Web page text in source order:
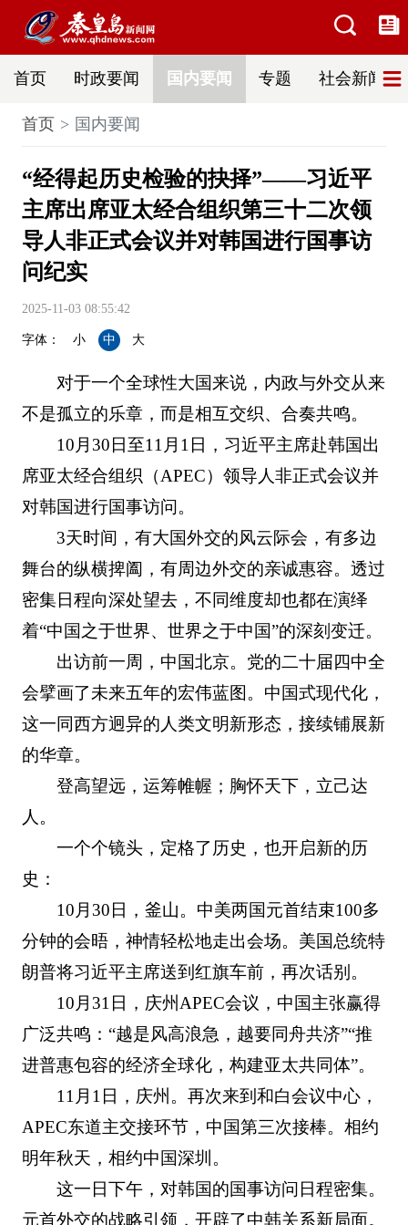
首页 时政要闻 国内要闻 专题 社会新闻
首页 国内要闻
“经得起历史检验的抉择”——习近平
主席出席亚太经合组织第三十二次领
导人非正式会议并对韩国进行国事访
问纪实
2025-11-03 08:55:42
字体： 小 中 大
对于一个全球性大国来说，内政与外交从来
不是孤立的乐章，而是相互交织、合奏共鸣。
10月30日至11月1日，习近平主席赴韩国出
席亚太经合组织（APEC）领导人非正式会议并
对韩国进行国事访问。
3天时间，有大国外交的风云际会，有多边
舞台的纵横捭阖，有周边外交的亲诚惠容。透过
密集日程向深处望去，不同维度却也都在演绎
着“中国之于世界、世界之于中国”的深刻变迁。
出访前一周，中国北京。党的二十届四中全
会擘画了未来五年的宏伟蓝图。中国式现代化，
这一同西方迥异的人类文明新形态，接续铺展新
的华章。
登高望远，运筹帷幄；胸怀天下，立己达
人。
一个个镜头，定格了历史，也开启新的历
史：
10月30日，釜山。中美两国元首结束100多
分钟的会晤，神情轻松地走出会场。美国总统特
朗普将习近平主席送到红旗车前，再次话别。
10月31日，庆州APEC会议，中国主张赢得
广泛共鸣：“越是风高浪急，越要同舟共济”“推
进普惠包容的经济全球化，构建亚太共同体”。
11月1日，庆州。再次来到和白会议中心，
APEC东道主交接环节，中国第三次接棒。相约
明年秋天，相约中国深圳。
这一日下午，对韩国的国事访问日程密集。
元首外交的战略引领，开辟了中韩关系新局面。